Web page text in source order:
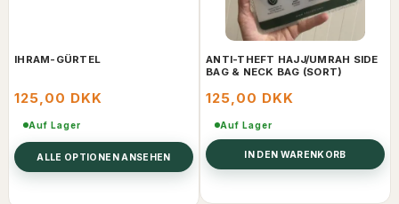
IHRAM-GÜRTEL
125,00 DKK
Auf Lager
ALLE OPTIONEN ANSEHEN
ANTI-THEFT HAJJ/UMRAH SIDE
BAG & NECK BAG (SORT)
125,00 DKK
Auf Lager
IN DEN WARENKORB